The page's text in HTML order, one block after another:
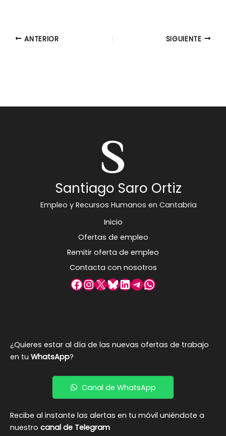
ANTERIOR SIGUIENTE
Santiago Saro Ortiz
Empleo y Recursos Humanos en Cantabria
Inicio
Ofertas de empleo
Remitir oferta de empleo
Contacta con nosotros
Facebook
Instagram
X Bluesky
LinkedIn
Telegram
WhatsApp
¿Quieres estar al día de las nuevas ofertas de trabajo
en tu WhatsApp?
Canal de WhatsApp
Recibe al instante las alertas en tu móvil uniéndote a
nuestro canal de Telegram